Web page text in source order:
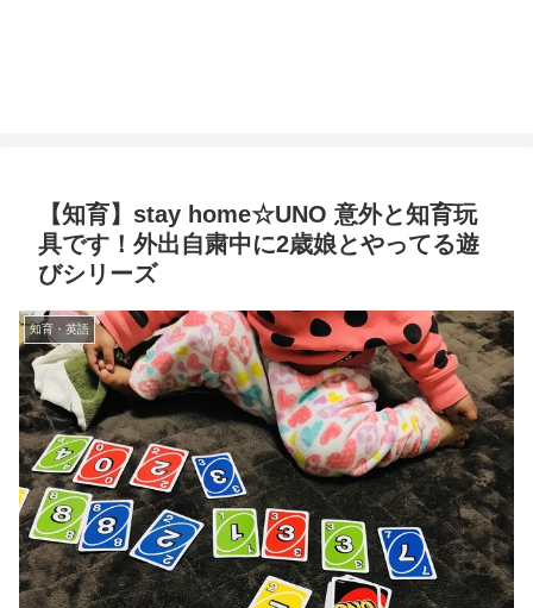
【知育】stay home☆UNO 意外と知育玩
具です！外出自粛中に2歳娘とやってる遊
びシリーズ
知育・英語